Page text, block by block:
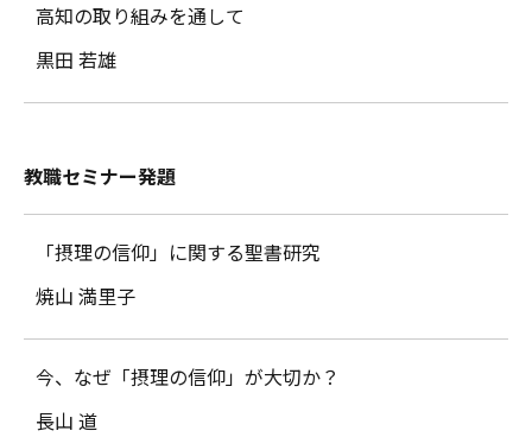
高知の取り組みを通して
黒田 若雄
教職セミナー発題
「摂理の信仰」に関する聖書研究
焼山 満里子
今、なぜ「摂理の信仰」が大切か？
長山 道